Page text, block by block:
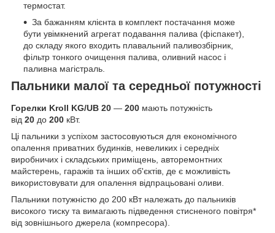
термостат.
За бажанням клієнта в комплект постачання може
бути увімкнений агрегат подавання палива (фіспакет),
до складу якого входить плавальний паливозбірник,
фільтр тонкого очищення палива, оливний насос і
паливна магістраль.
Пальники малої та середньої потужності
Горелки Kroll KG/UB 20 ― 200 мають потужність
від 20 до 200 кВт.
Ці пальники з успіхом застосовуються для економічного
опалення приватних будинків, невеликих і середніх
виробничих і складських приміщень, авторемонтних
майстерень, гаражів та інших об'єктів, де є можливість
використовувати для опалення відпрацьовані оливи.
Пальники потужністю до 200 кВт належать до пальників
високого тиску та вимагають підведення стисненого повітря*
від зовнішнього джерела (компресора).